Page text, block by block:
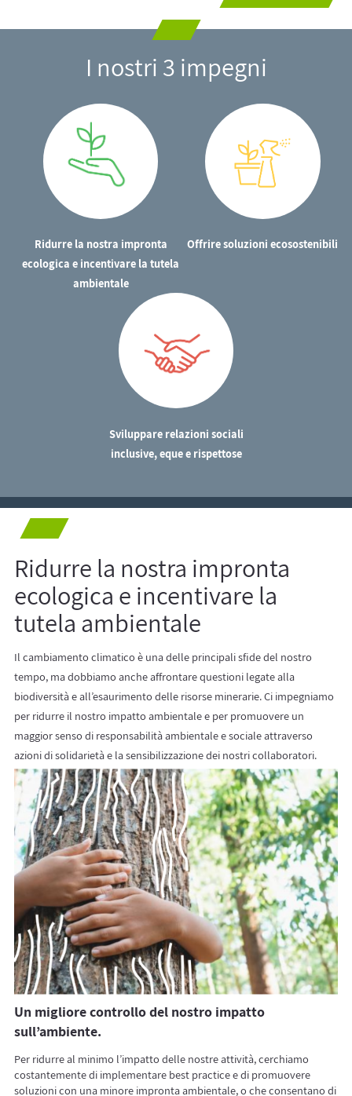
I nostri 3 impegni
Ridurre la nostra impronta
ecologica e incentivare la tutela
ambientale
Offrire soluzioni ecosostenibili
Sviluppare relazioni sociali
inclusive, eque e rispettose
Ridurre la nostra impronta
ecologica e incentivare la
tutela ambientale
Il cambiamento climatico è una delle principali sfide del nostro
tempo, ma dobbiamo anche affrontare questioni legate alla
biodiversità e all’esaurimento delle risorse minerarie. Ci impegniamo
per ridurre il nostro impatto ambientale e per promuovere un
maggior senso di responsabilità ambientale e sociale attraverso
azioni di solidarietà e la sensibilizzazione dei nostri collaboratori.
Un migliore controllo del nostro impatto
sull’ambiente.
Per ridurre al minimo l’impatto delle nostre attività, cerchiamo
costantemente di implementare best practice e di promuovere
soluzioni con una minore impronta ambientale, o che consentano di